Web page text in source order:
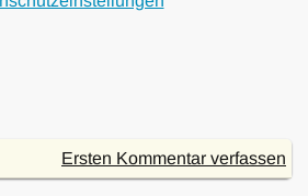
Ersten Kommentar verfassen